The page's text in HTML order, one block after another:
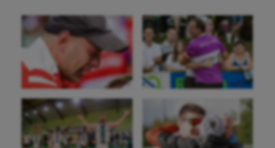
Aéronautique
Athlétisme
Auto
Aviron